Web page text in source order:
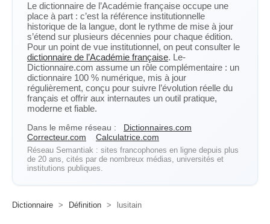
Le dictionnaire de l’Académie française occupe une
place à part : c’est la référence institutionnelle
historique de la langue, dont le rythme de mise à jour
s’étend sur plusieurs décennies pour chaque édition.
Pour un point de vue institutionnel, on peut consulter le
dictionnaire de l’Académie française. Le-
Dictionnaire.com assume un rôle complémentaire : un
dictionnaire 100 % numérique, mis à jour
régulièrement, conçu pour suivre l’évolution réelle du
français et offrir aux internautes un outil pratique,
moderne et fiable.
Dans le même réseau :
Dictionnaires.com
Correcteur.com
Calculatrice.com
Réseau Semantiak : sites francophones en ligne depuis plus
de 20 ans, cités par de nombreux médias, universités et
institutions publiques.
Dictionnaire > Définition > lusitain